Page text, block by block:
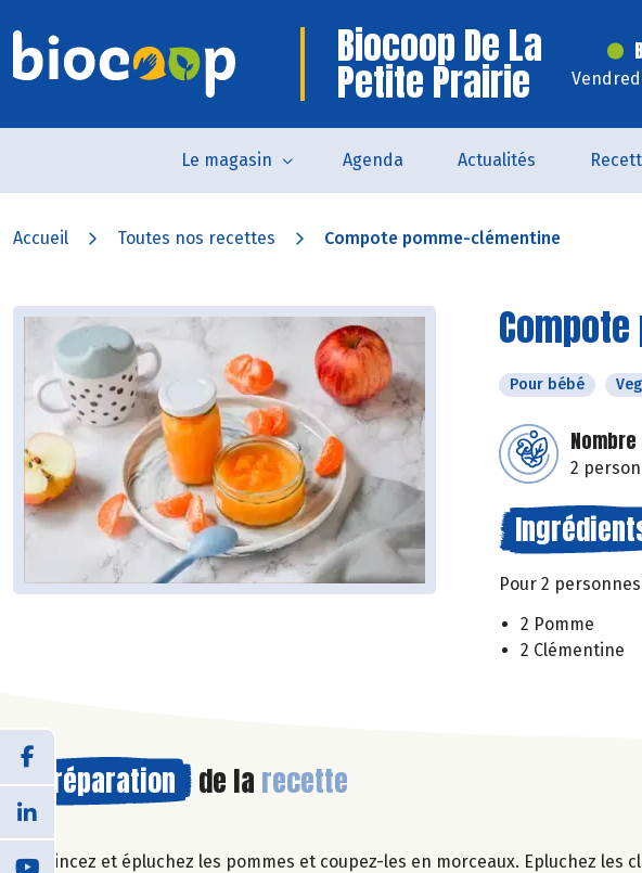
Biocoop De La
Petite Prairie
Le magasin Agenda Actualités
Accueil Toutes nos recettes Compote pomme-clémentine
Pour bébé
2
Pour 2 personnes
2 Pomme
2 Clémentine
Préparation de la recette
Rincez et épluchez les pommes et coupez-les en morceaux. Epluchez